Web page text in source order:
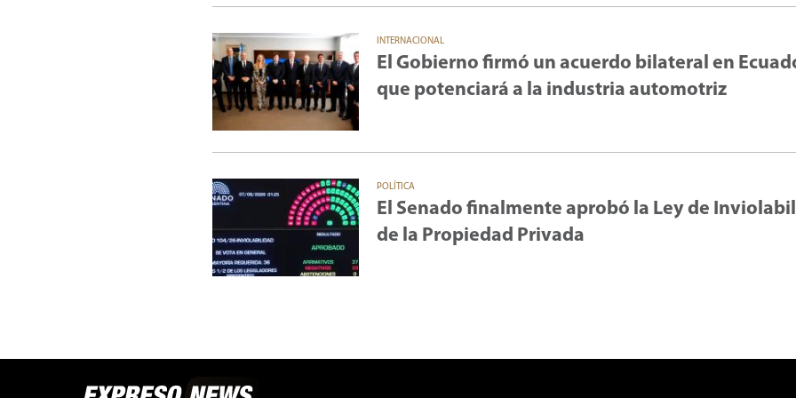
INTERNACIONAL
El Gobierno firmó un acuerdo bilateral en
que potenciará a la industria automotriz
POLÍTICA
El Senado finalmente aprobó la Ley de
de la Propiedad Privada